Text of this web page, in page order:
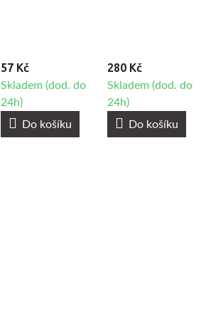
57 Kč
Skladem (dod. do
24h)
Do košíku
280 Kč
Skladem (dod. do
24h)
Do košíku